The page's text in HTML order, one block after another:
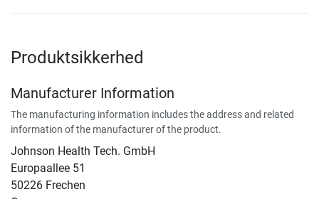
Produktsikkerhed
Manufacturer Information
The manufacturing information includes the address and related
information of the manufacturer of the product.
Johnson Health Tech. GmbH
Europaallee 51
50226 Frechen